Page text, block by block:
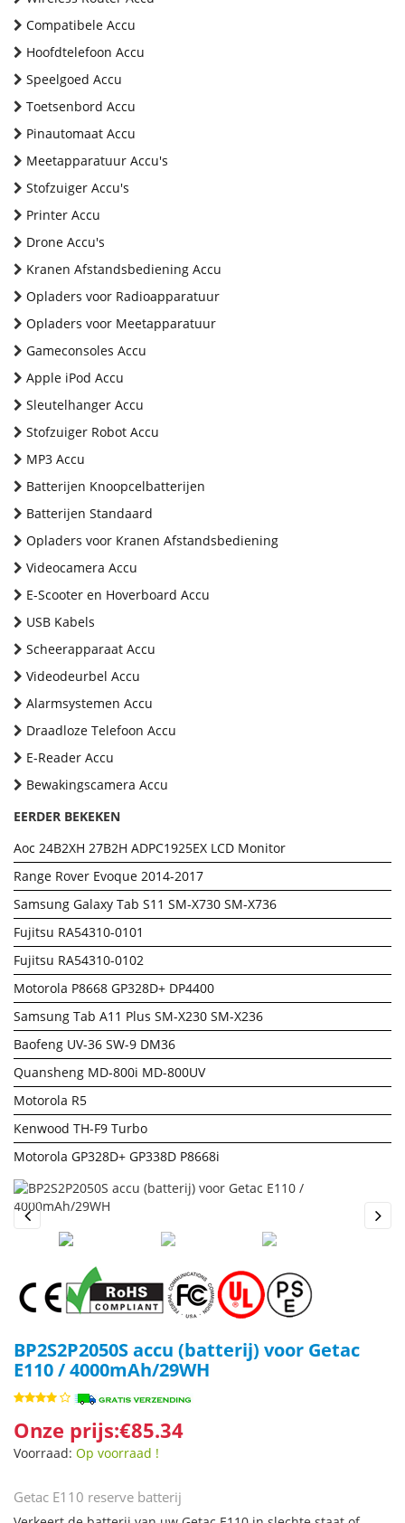
Compatibele Accu
Hoofdtelefoon Accu
Speelgoed Accu
Toetsenbord Accu
Pinautomaat Accu
Meetapparatuur Accu's
Stofzuiger Accu's
Printer Accu
Drone Accu's
Kranen Afstandsbediening Accu
Opladers voor Radioapparatuur
Opladers voor Meetapparatuur
Gameconsoles Accu
Apple iPod Accu
Sleutelhanger Accu
Stofzuiger Robot Accu
MP3 Accu
Batterijen Knoopcelbatterijen
Batterijen Standaard
Opladers voor Kranen Afstandsbediening
Videocamera Accu
E-Scooter en Hoverboard Accu
USB Kabels
Scheerapparaat Accu
Videodeurbel Accu
Alarmsystemen Accu
Draadloze Telefoon Accu
E-Reader Accu
Bewakingscamera Accu
EERDER BEKEKEN
Aoc 24B2XH 27B2H ADPC1925EX LCD Monitor
Range Rover Evoque 2014-2017
Samsung Galaxy Tab S11 SM-X730 SM-X736
Fujitsu RA54310-0101
Fujitsu RA54310-0102
Motorola P8668 GP328D+ DP4400
Samsung Tab A11 Plus SM-X230 SM-X236
Baofeng UV-36 SW-9 DM36
Quansheng MD-800i MD-800UV
Motorola R5
Kenwood TH-F9 Turbo
Motorola GP328D+ GP338D P8668i
Previous
BP2S2P2050S accu (batterij) voor Getac
E110 / 4000mAh/29WH
Onze prijs:€85.34
Voorraad: Op voorraad !
Getac E110 reserve batterij